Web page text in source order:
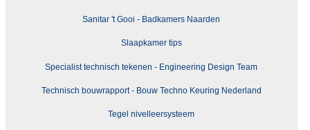
Sanitar 't Gooi - Badkamers Naarden
Slaapkamer tips
Specialist technisch tekenen - Engineering Design Team
Technisch bouwrapport - Bouw Techno Keuring Nederland
Tegel nivelleersysteem